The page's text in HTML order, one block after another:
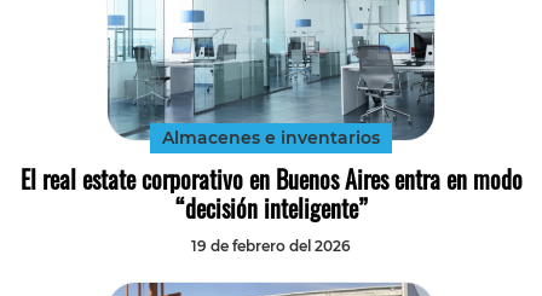
Almacenes e inventarios
El real estate corporativo en Buenos Aires entra en modo
“decisión inteligente”
19 de febrero del 2026